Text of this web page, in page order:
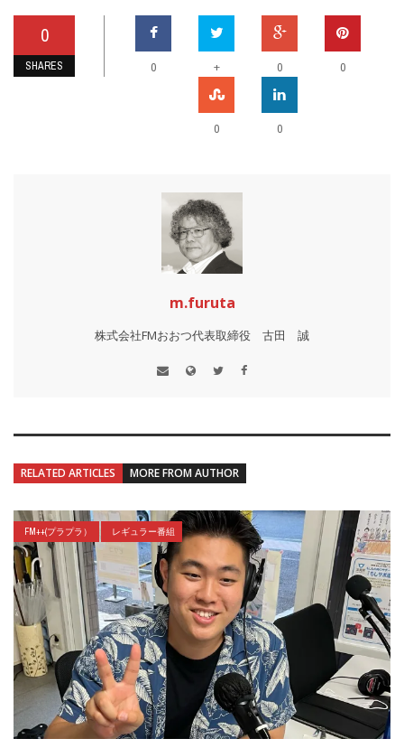
0
SHARES 0 + 0 0
0 0
m.furuta
株式会社FMおおつ代表取締役 古田 誠
RELATED ARTICLES MORE FROM AUTHOR
FM++(プラプラ） レギュラー番組